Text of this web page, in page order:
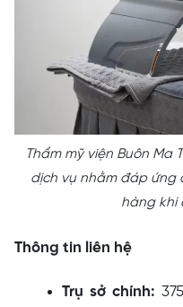
Thẩm mỹ viện Buôn Ma
dịch vụ nhằm đáp ứng
hàng khi
Thông tin liên hệ
Trụ sở chính: